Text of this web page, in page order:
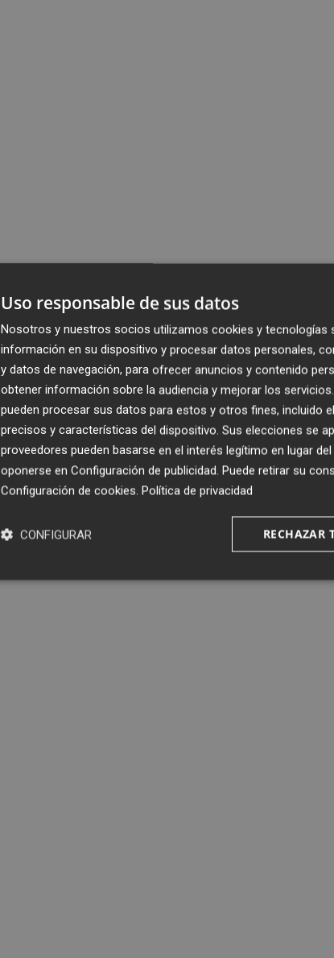
Uso responsable de sus datos
Nosotros y nuestros socios utilizamos cookies y tecnologías
información en su dispositivo y procesar datos personales,
y datos de navegación, para ofrecer anuncios y contenido
obtener información sobre la audiencia y mejorar los servicios.
pueden procesar sus datos para estos y otros fines, incluido
precisos y características del dispositivo. Sus elecciones se
proveedores pueden basarse en el interés legítimo en lugar
oponerse en Configuración de publicidad. Puede retirar su
Configuración de cookies. Política de privacidad
RECHAZAR
CONFIGURAR